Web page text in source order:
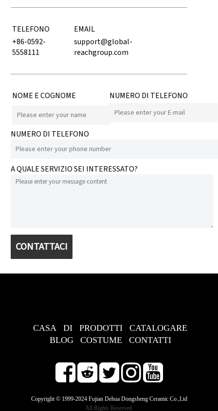
TELEFONO
EMAIL
+86-0592-
5558111
support@global-
reachgroup.com
NOME E COGNOME NUMERO DI TELEFONO
NUMERO DI TELEFONO
A QUALE SERVIZIO SEI INTERESSATO?
CONTATTACI
CASA DI PRODOTTI
CATALOGARE
BLOG
COSTUME CONTATTI
Copyright © 1999-2024 Fujian Dehua Dongsheng Ceramic Co.,Ltd
All Rights Reserved.